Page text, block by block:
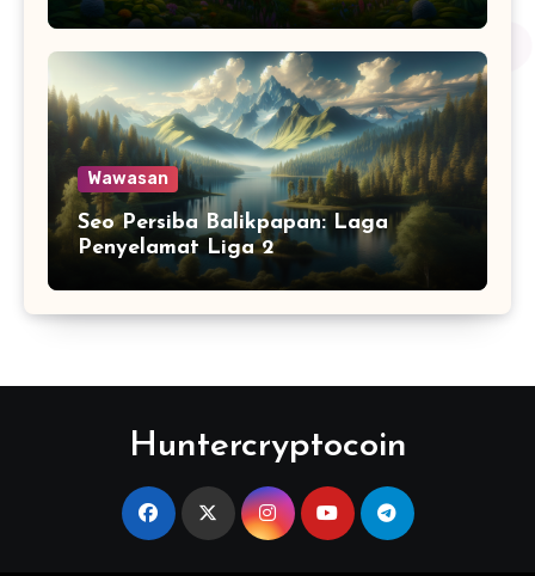
Wawasan
Seo Persiba Balikpapan: Laga
Penyelamat Liga 2
Huntercryptocoin